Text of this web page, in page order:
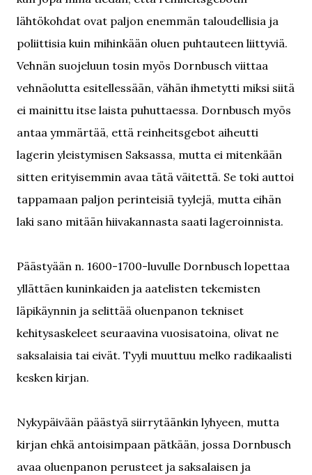
lähtökohdat ovat paljon enemmän taloudellisia ja
poliittisia kuin mihinkään oluen puhtauteen liittyviä.
Vehnän suojeluun tosin myös Dornbusch viittaa
vehnäolutta esitellessään, vähän ihmetytti miksi siitä
ei mainittu itse laista puhuttaessa. Dornbusch myös
antaa ymmärtää, että reinheitsgebot aiheutti
lagerin yleistymisen Saksassa, mutta ei mitenkään
sitten erityisemmin avaa tätä väitettä. Se toki auttoi
tappamaan paljon perinteisiä tyylejä, mutta eihän
laki sano mitään hiivakannasta saati lageroinnista.
Päästyään n. 1600-1700-luvulle Dornbusch lopettaa
yllättäen kuninkaiden ja aatelisten tekemisten
läpikäynnin ja selittää oluenpanon tekniset
kehitysaskeleet seuraavina vuosisatoina, olivat ne
saksalaisia tai eivät. Tyyli muuttuu melko radikaalisti
kesken kirjan.
Nykypäivään päästyä siirrytäänkin lyhyeen, mutta
kirjan ehkä antoisimpaan pätkään, jossa Dornbusch
avaa oluenpanon perusteet ja saksalaisen ja